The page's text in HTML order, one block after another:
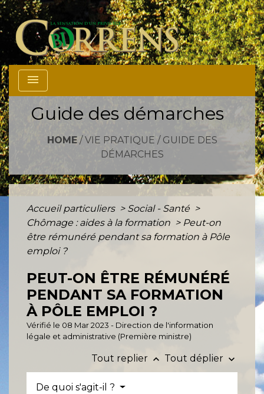
menu
Guide des démarches
HOME/ VIE PRATIQUE / GUIDE DES
DÉMARCHES
Accueil particuliers > Social - Santé >
Chômage : aides à la formation > Peut-on
être rémunéré pendant sa formation à Pôle
emploi ?
PEUT-ON ÊTRE RÉMUNÉRÉ
PENDANT SA FORMATION
À PÔLE EMPLOI ?
Vérifié le 08 Mar 2023 - Direction de l'information
légale et administrative (Première ministre)
Tout replier keyboard_arrow_up Tout déplier keyboard_arrow_down
De quoi s'agit-il ?